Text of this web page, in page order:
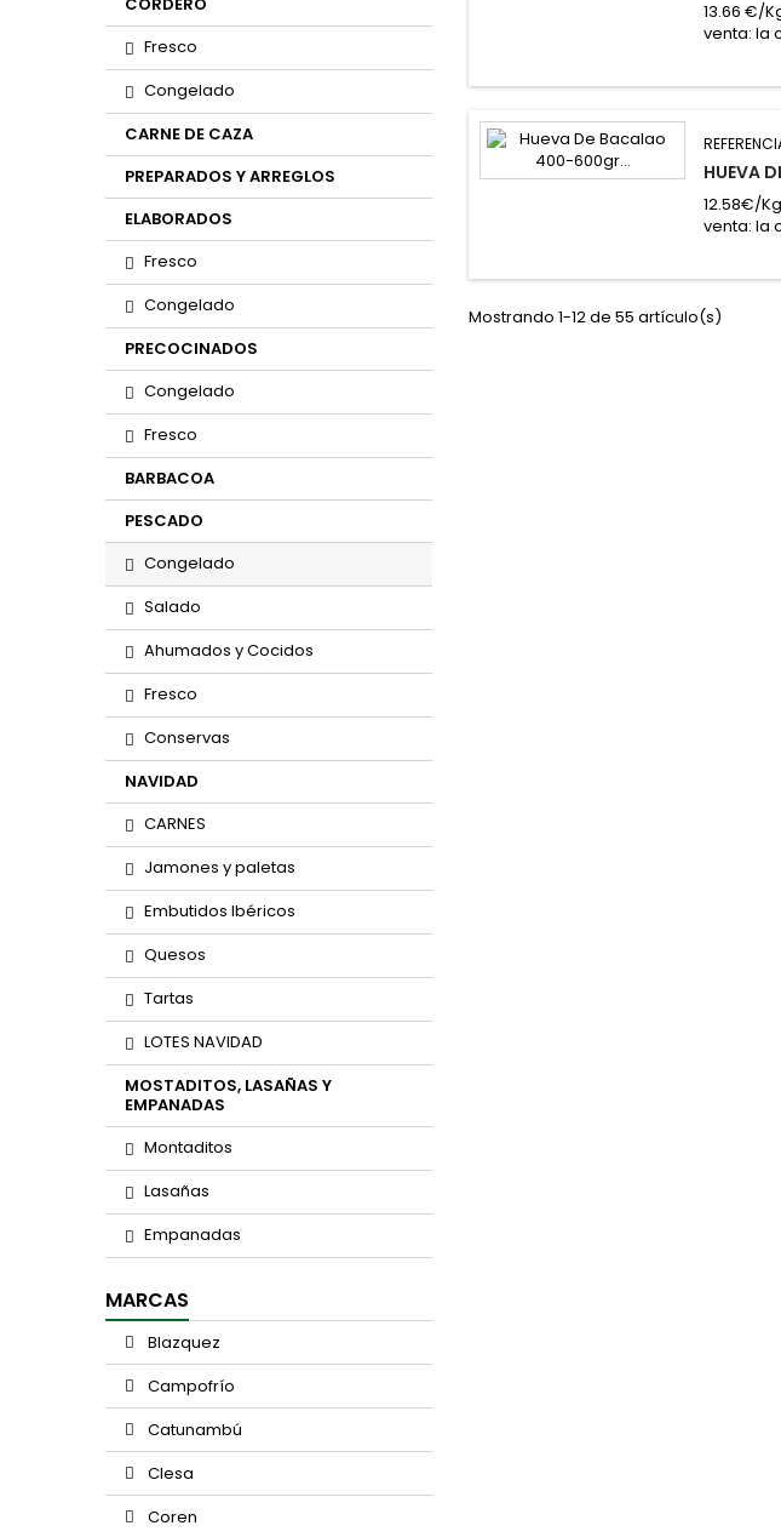
Fresco
Congelado
CARNE DE CAZA
PREPARADOS Y ARREGLOS
ELABORADOS
Fresco
Congelado
PRECOCINADOS
Congelado
Fresco
BARBACOA
PESCADO
Congelado
Salado
Ahumados y Cocidos
Fresco
Conservas
NAVIDAD
CARNES
Jamones y paletas
Embutidos Ibéricos
Quesos
Tartas
LOTES NAVIDAD
MOSTADITOS, LASAÑAS Y
EMPANADAS
Montaditos
Lasañas
Empanadas
MARCAS
Blazquez
Campofrío
Catunambú
Clesa
Coren
13.66 €/
venta: la
HUEVA
12.58€/
venta: la
Mostrando 1-12 de 55 artículo(s)